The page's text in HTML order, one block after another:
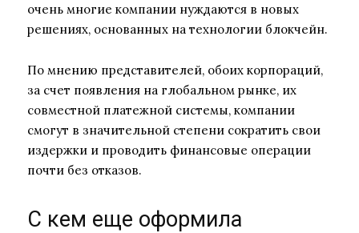
очень многие компании нуждаются в новых
решениях, основанных на технологии блокчейн.
По мнению представителей, обоих корпораций,
за счет появления на глобальном рынке, их
совместной платежной системы, компании
смогут в значительной степени сократить свои
издержки и проводить финансовые операции
почти без отказов.
С кем еще оформила